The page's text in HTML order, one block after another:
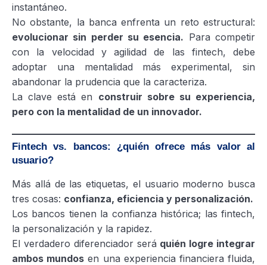
instantáneo.
No obstante, la banca enfrenta un reto estructural:
evolucionar sin perder su esencia. Para competir
con la velocidad y agilidad de las fintech, debe
adoptar una mentalidad más experimental, sin
abandonar la prudencia que la caracteriza.
La clave está en construir sobre su experiencia,
pero con la mentalidad de un innovador.
Fintech vs. bancos: ¿quién ofrece más valor al
usuario?
Más allá de las etiquetas, el usuario moderno busca
tres cosas: confianza, eficiencia y personalización.
Los bancos tienen la confianza histórica; las fintech,
la personalización y la rapidez.
El verdadero diferenciador será quién logre integrar
ambos mundos en una experiencia financiera fluida,